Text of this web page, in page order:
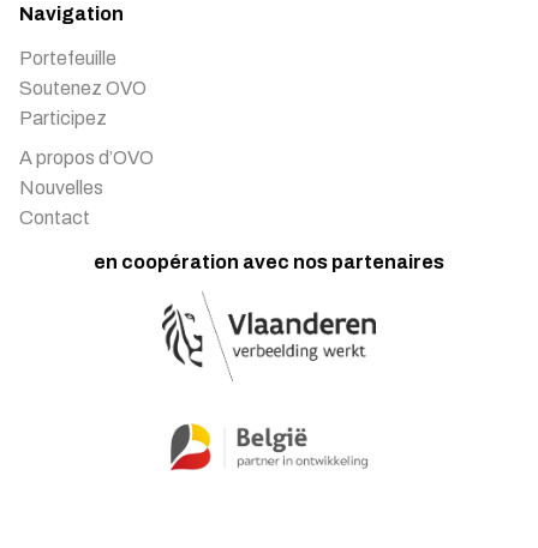
Navigation
Portefeuille
Soutenez OVO
Participez
A propos d’OVO
Nouvelles
Contact
en coopération avec nos partenaires